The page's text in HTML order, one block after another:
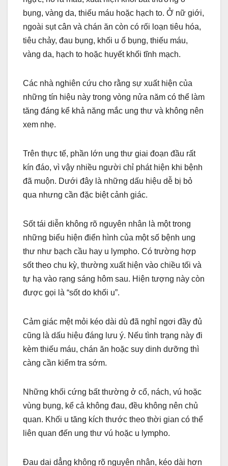
bụng, vàng da, thiếu máu hoặc hạch to. Ở nữ giới,
ngoài sụt cân và chán ăn còn có rối loạn tiêu hóa,
tiêu chảy, đau bụng, khối u ổ bụng, thiếu máu,
vàng da, hạch to hoặc huyết khối tĩnh mạch.
Các nhà nghiên cứu cho rằng sự xuất hiện của
những tín hiệu này trong vòng nửa năm có thể làm
tăng đáng kể khả năng mắc ung thư và không nên
xem nhẹ.
Trên thực tế, phần lớn ung thư giai đoạn đầu rất
kín đáo, vì vậy nhiều người chỉ phát hiện khi bệnh
đã muộn. Dưới đây là những dấu hiệu dễ bị bỏ
qua nhưng cần đặc biệt cảnh giác.
Sốt tái diễn không rõ nguyên nhân là một trong
những biểu hiện điển hình của một số bệnh ung
thư như bạch cầu hay u lympho. Có trường hợp
sốt theo chu kỳ, thường xuất hiện vào chiều tối và
tự hạ vào rạng sáng hôm sau. Hiện tượng này còn
được gọi là “sốt do khối u”.
Cảm giác mệt mỏi kéo dài dù đã nghỉ ngơi đầy đủ
cũng là dấu hiệu đáng lưu ý. Nếu tình trạng này đi
kèm thiếu máu, chán ăn hoặc suy dinh dưỡng thì
càng cần kiểm tra sớm.
Những khối cứng bất thường ở cổ, nách, vú hoặc
vùng bụng, kể cả không đau, đều không nên chủ
quan. Khối u tăng kích thước theo thời gian có thể
liên quan đến ung thư vú hoặc u lympho.
Đau dai dẳng không rõ nguyên nhân, kéo dài hơn